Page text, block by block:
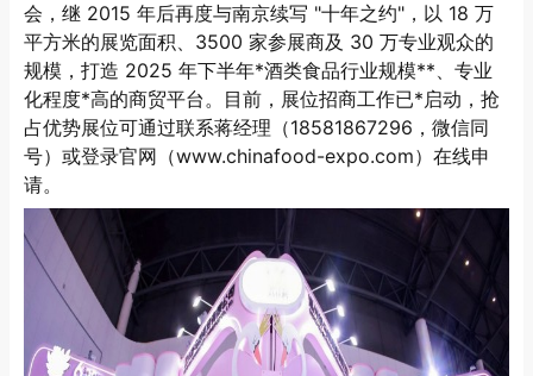
会，继 2015 年后再度与南京续写 "十年之约"，以 18 万
平方米的展览面积、3500 家参展商及 30 万专业观众的
规模，打造 2025 年下半年*酒类食品行业规模**、专业
化程度*高的商贸平台。目前，展位招商工作已*启动，抢
占优势展位可通过联系蒋经理（18581867296，微信同
号）或登录官网（www.chinafood-expo.com）在线申
请。